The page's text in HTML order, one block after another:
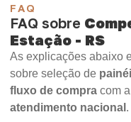
FAQ
FAQ sobre
Estação - RS
As explicações abaixo
sobre seleção de
fluxo de compra com a
atendimento nacional .